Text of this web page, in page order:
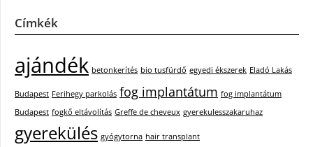
Címkék
ajándék betonkerítés bio tusfürdő egyedi ékszerek Eladó Lakás
Budapest Ferihegy parkolás fog implantátum fog implantátum
Budapest fogkő eltávolítás Greffe de cheveux gyerekulesszakaruhaz
gyerekülés gyógytorna hair transplant